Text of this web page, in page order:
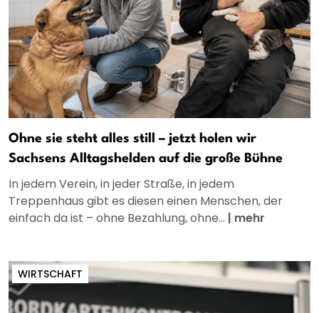
Ohne sie steht alles still – jetzt holen wir
Sachsens Alltagshelden auf die große Bühne
In jedem Verein, in jeder Straße, in jedem
Treppenhaus gibt es diesen einen Menschen, der
einfach da ist – ohne Bezahlung, ohne... | mehr
WIRTSCHAFT